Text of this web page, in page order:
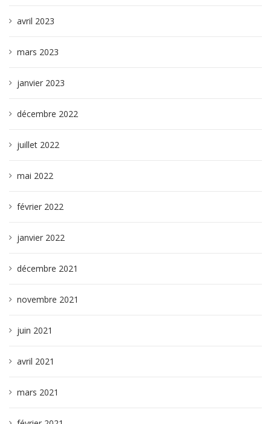
avril 2023
mars 2023
janvier 2023
décembre 2022
juillet 2022
mai 2022
février 2022
janvier 2022
décembre 2021
novembre 2021
juin 2021
avril 2021
mars 2021